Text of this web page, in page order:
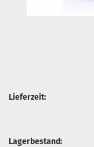
Lieferzeit:
Lagerbestand: